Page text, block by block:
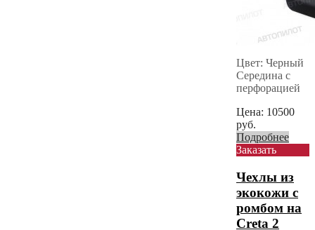
Цвет: Черный
Середина с
перфорацией
Цена: 10500
руб.
Подробнее
Заказать
Чехлы из
экокожи с
ромбом на
Creta 2